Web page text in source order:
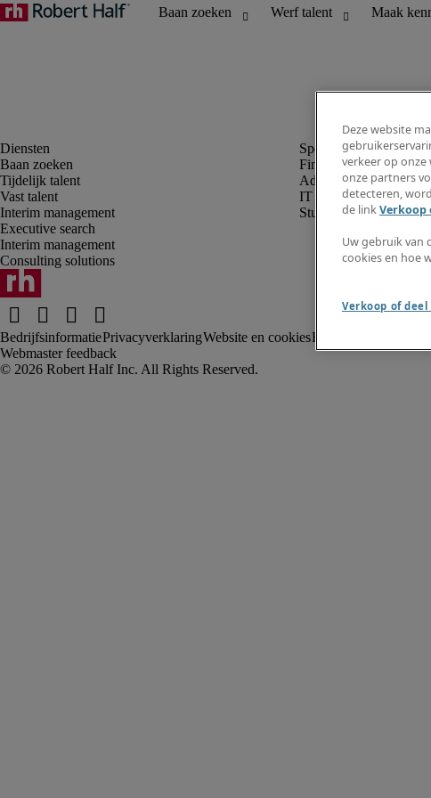
Baan zoeken
Tijdelijk talent
Vast talent
Interim management
Executive search
Interim management
Consulting solutions
Finance en
Administratie, HR en
IT
Student
BedrijfsinformatiePrivacyverklaringWebsite en cookiesFraude alarm
Webmaster feedback
Deze website
verkeer op
onze partners
detecteren,
de linkVerkoop
Uw gebruik van
cookies en hoe
Verkoop of